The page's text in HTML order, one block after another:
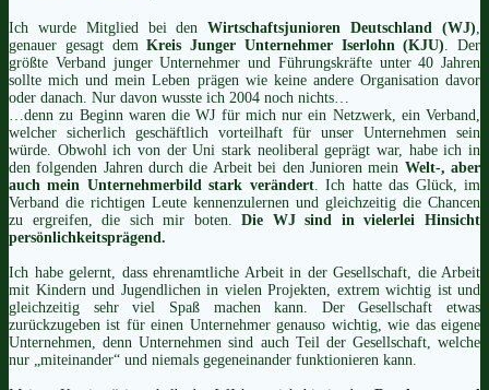
Ich wurde Mitglied bei denWirtschaftsjunioren Deutschland (WJ)
genauer gesagt demKreis Junger Unternehmer Iserlohn (KJU) . Der
größte Verband junger Unternehmer und Führungskräfte unter 40 Jahren
sollte mich und mein Leben prägen wie keine andere Organisation davor
oder danach. Nur davon wusste ich 2004 noch nichts…
…denn zu Beginn waren die WJ für mich nur ein Netzwerk, ein Verband,
welcher sicherlich geschäftlich vorteilhaft für unser Unternehmen sein
würde. Obwohl ich von der Uni stark neoliberal geprägt war, habe ich in
den folgenden Jahren durch die Arbeit bei den Junioren mein Welt-, aber
auch mein Unternehmerbild stark verändert. Ich hatte das Glück, im
Verband die richtigen Leute kennenzulernen und gleichzeitig die Chancen
zu ergreifen, die sich mir boten.Die WJ sind in vielerlei Hinsicht
persönlichkeitsprägend.
Ich habe gelernt, dass ehrenamtliche Arbeit in der Gesellschaft, die Arbeit
mit Kindern und Jugendlichen in vielen Projekten, extrem wichtig ist und
gleichzeitig sehr viel Spaß machen kann. Der Gesellschaft etwas
zurückzugeben ist für einen Unternehmer genauso wichtig, wie das eigene
Unternehmen, denn Unternehmen sind auch Teil der Gesellschaft, welche
nur „miteinander“ und niemals gegeneinander funktionieren kann.